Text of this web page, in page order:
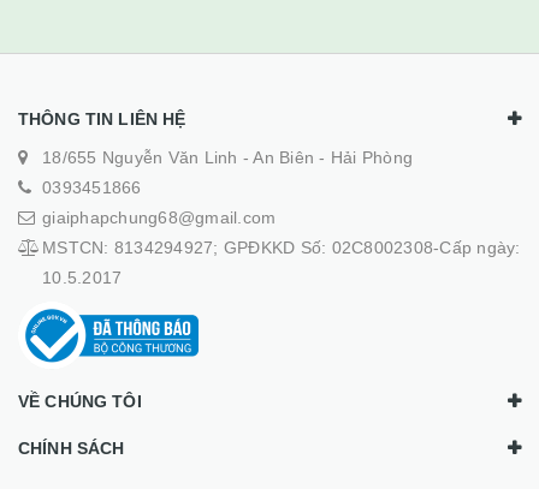
THÔNG TIN LIÊN HỆ
18/655 Nguyễn Văn Linh - An Biên - Hải Phòng
0393451866
giaiphapchung68@gmail.com
MSTCN: 8134294927; GPĐKKD Số: 02C8002308-Cấp ngày:
10.5.2017
VỀ CHÚNG TÔI
CHÍNH SÁCH